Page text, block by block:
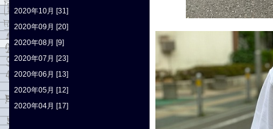
2020年10月 [31]
2020年09月 [20]
2020年08月 [9]
2020年07月 [23]
2020年06月 [13]
2020年05月 [12]
2020年04月 [17]